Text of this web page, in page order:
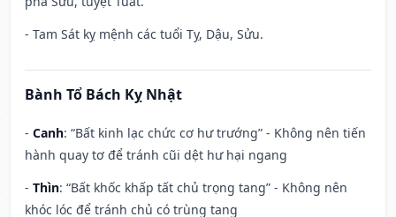
- Tam Sát kỵ mệnh các tuổi Tỵ, Dậu, Sửu.
Bành Tổ Bách Kỵ Nhật
- Canh: “Bất kinh lạc chức cơ hư trướng” - Không nên tiến
hành quay tơ để tránh cũi dệt hư hại ngang
- Thìn: “Bất khốc khấp tất chủ trọng tang” - Không nên
khóc lóc để tránh chủ có trùng tang